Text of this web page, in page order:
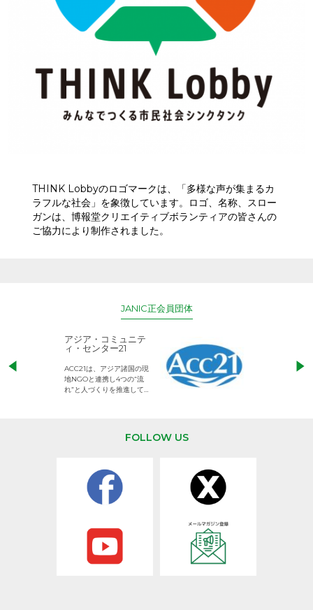
THINK Lobbyのロゴマークは、「多様な声が集まるカ
ラフルな社会」を象徴しています。ロゴ、名称、スロー
ガンは、博報堂クリエイティブボランティアの皆さんの
ご協力により制作されました。
JANIC正会員団体
アジア・コミュニテ
ィ・センター21
ACC21は、アジア諸国の現
地NGOと連携し4つの“流
れ”と人づくりを推進してい
児童労働のない
権利が守られた
FOLLOW US